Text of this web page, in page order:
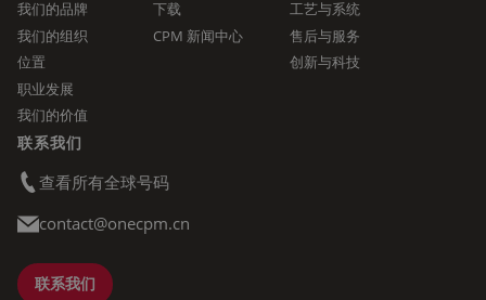
我们的品牌
我们的组织
位置
职业发展
我们的价值
下载
CPM 新闻中心
工艺与系统
售后与服务
创新与科技
联系我们
查看所有全球号码
contact@onecpm.cn
联系我们